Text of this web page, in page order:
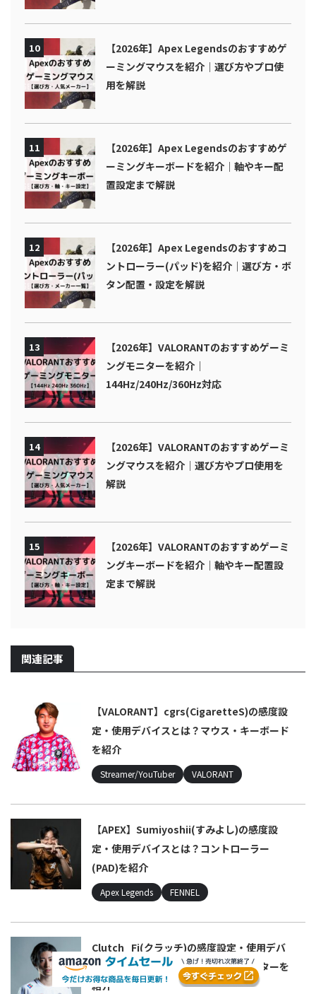
10
【2026年】Apex Legendsのおすすめゲ
ーミングマウスを紹介｜選び方やプロ使
用を解説
11
【2026年】Apex Legendsのおすすめゲ
ーミングキーボードを紹介｜軸やキー配
置設定まで解説
12
【2026年】Apex Legendsのおすすめコ
ントローラー(パッド)を紹介｜選び方・ボ
タン配置・設定を解説
13
【2026年】VALORANTのおすすめゲーミ
ングモニターを紹介｜
144Hz/240Hz/360Hz対応
14
【2026年】VALORANTのおすすめゲーミ
ングマウスを紹介｜選び方やプロ使用を
解説
15
【2026年】VALORANTのおすすめゲーミ
ングキーボードを紹介｜軸やキー配置設
定まで解説
関連記事
【VALORANT】cgrs(CigaretteS)の感度設
定・使用デバイスとは？マウス・キーボード
を紹介
Streamer/YouTuber VALORANT
【APEX】Sumiyoshii(すみよし)の感度設
定・使用デバイスとは？コントローラー
(PAD)を紹介
Apex Legends FENNEL
Clutch_Fi(クラッチ)の感度設定・使用デバ
イスとは？マウス・キーボード・モニターを
紹介